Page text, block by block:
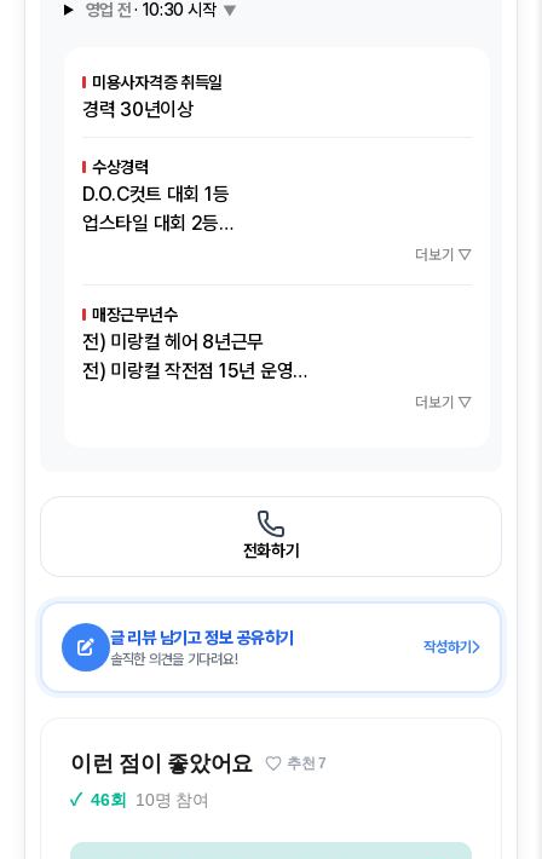
영업 전· 10:30 시작 ▼
미용사자격증 취득일
경력 30년이상
수상경력
D.O.C컷트 대회 1등
업스타일 대회 2등
미랑컬 작전점 EBS 메디컬다큐 제7요일 방송
미랑컬 작전점 여유만만 촬영
미랑컬 샤넬점 KBS 무한지대 촬영
더보기 ▽
매장근무년수
전) 미랑컬 헤어 8년근무
전) 미랑컬 작전점 15년 운영
더보기 ▽
전화하기
글 리뷰 남기고 정보 공유하기
솔직한 의견을 기다려요!
작성하기
이런 점이 좋았어요 추천7
✓ 46회 10명 참여